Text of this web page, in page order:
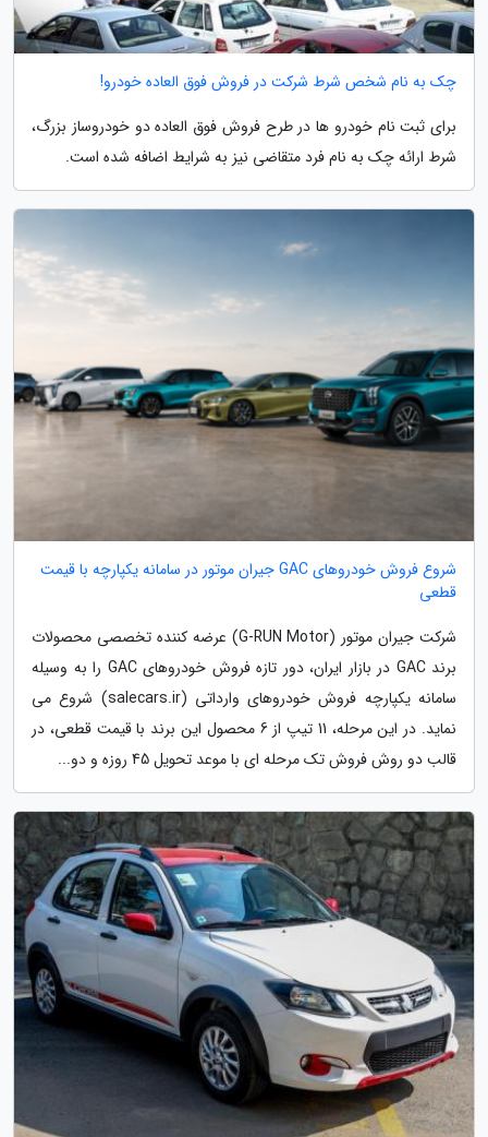
چک به نام شخص شرط شرکت در فروش فوق العاده خودرو!
برای ثبت نام خودرو ها در طرح فروش فوق العاده دو خودروساز بزرگ،
شرط ارائه چک به نام فرد متقاضی نیز به شرایط اضافه شده است.
شروع فروش خودروهای GAC جیران موتور در سامانه یکپارچه با قیمت
قطعی
شرکت جیران موتور (G-RUN Motor) عرضه کننده تخصصی محصولات
برند GAC در بازار ایران، دور تازه فروش خودروهای GAC را به وسیله
سامانه یکپارچه فروش خودروهای وارداتی (salecars.ir) شروع می
نماید. در این مرحله، 11 تیپ از 6 محصول این برند با قیمت قطعی، در
قالب دو روش فروش تک مرحله ای با موعد تحویل 45 روزه و دو...